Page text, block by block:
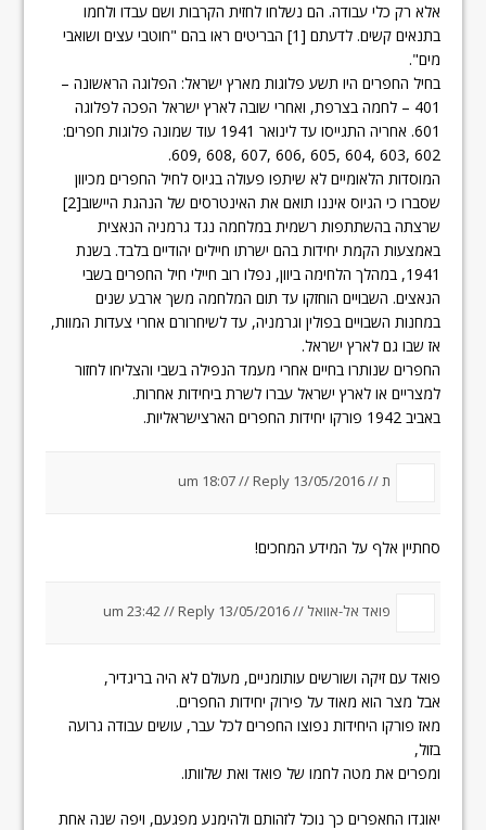
אלא רק כלי עבודה. הם נשלחו לחזית הקרבות ושם עבדו ולחמו
בתנאים קשים. לדעתם ‏[1] הבריטים ראו בהם "חוטבי עצים ושואבי
מים".
בחיל החפרים היו תשע פלוגות מארץ ישראל: הפלוגה הראשונה –
401 – לחמה בצרפת, ואחרי שובה לארץ ישראל הפכה לפלוגה
601. אחריה התגייסו עד לינואר 1941 עוד שמונה פלוגות חפרים:
602 ,603 ,604 ,605 ,606 ,607 ,608 ,609.
המוסדות הלאומיים לא שיתפו פעולה בגיוס לחיל החפרים מכיוון
שסברו כי הגיוס איננו תואם את האינטרסים של הנהגת היישוב‏[2]
שרצתה בהשתתפות רשמית במלחמה נגד גרמניה הנאצית
באמצעות הקמת יחידות בהם ישרתו חיילים יהודיים בלבד. בשנת
1941, במהלך הלחימה ביוון, נפלו רוב חיילי חיל החפרים בשבי
הנאצים. השבויים הוחזקו עד תום המלחמה משך ארבע שנים
במחנות השבויים בפולין וגרמניה, עד לשיחרורם אחרי צעדות המוות,
אז שבו גם לארץ ישראל.
החפרים שנותרו בחיים אחרי מעמד הנפילה בשבי והצליחו לחזור
למצריים או לארץ ישראל עברו לשרת ביחידות אחרות.
באביב 1942 פורקו יחידות החפרים הארצישראליות.
ת //13/05/2016 um 18:07
//Reply
סחתיין אלף על המידע המחכים!
פואד אל-אוואל //13/05/2016 um 23:42
//Reply
פואד עם זיקה ושורשים עותומניים, מעולם לא היה בריגדיר,
אבל מצר הוא מאוד על פירוק יחידות החפרים.
מאז פורקו היחידות נפוצו החפרים לכל עבר, עושים עבודה גרועה
בזול,
ומפרים את מטה לחמו של פואד ואת שלוותו.
יאוגדו החאפרים כך נוכל לזהותם ולהימנע מפגעם, ויפה שנה אחת